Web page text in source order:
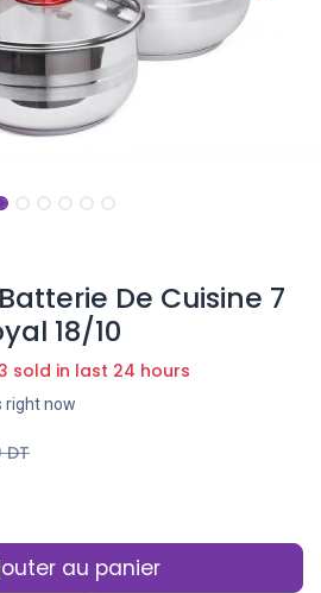
De Cuisine 7
18/10
sold in last 24 hours
right now
DT
au panier